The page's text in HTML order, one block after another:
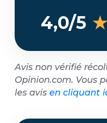
4,0/5
Avis non vérifié
Opinion.com. Vous
les avis en cliquant